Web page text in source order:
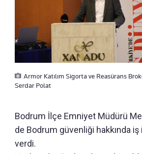
Armor Katılım Sigorta ve Reasürans
Serdar Polat
Bodrum İlçe Emniyet Müdürü
de Bodrum güvenliği hakkında iş
verdi.